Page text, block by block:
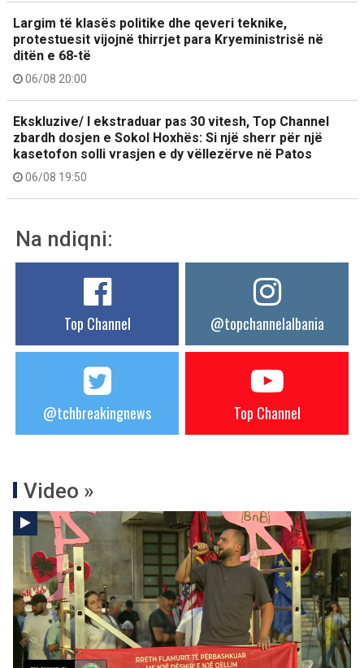
Largim të klasës politike dhe qeveri teknike,
protestuesit vijojnë thirrjet para Kryeministrisë në
ditën e 68-të
06/08 20:00
Ekskluzive/ I ekstraduar pas 30 vitesh, Top Channel
zbardh dosjen e Sokol Hoxhës: Si një sherr për një
kasetofon solli vrasjen e dy vëllezërve në Patos
06/08 19:50
Na ndiqni:
Top Channel @topchannelalbania
@tchbreakingnews Top Channel
Video »